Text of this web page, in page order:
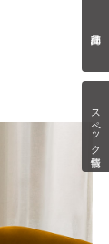
スペック情報